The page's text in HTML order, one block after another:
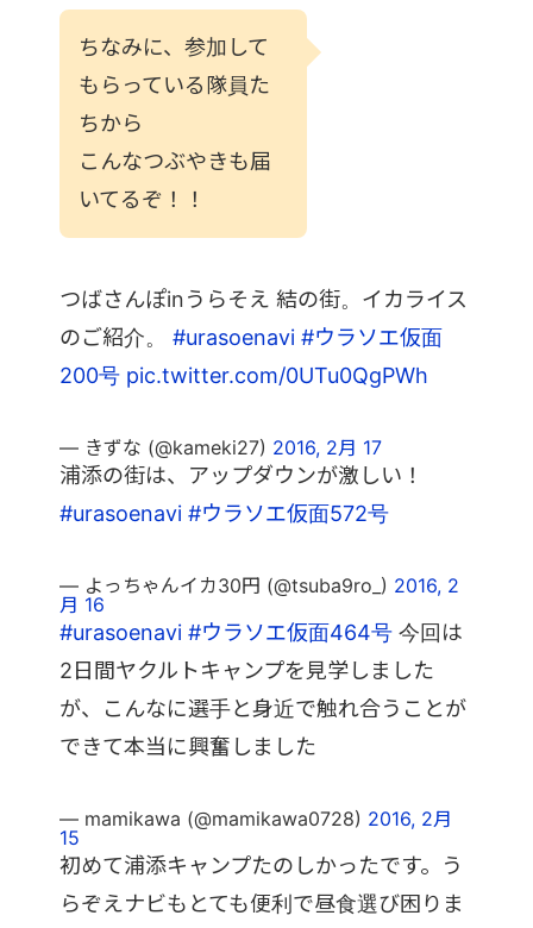
ちなみに、参加して
もらっている隊員た
ちから
こんなつぶやきも届
いてるぞ！！
つばさんぽinうらそえ 結の街。イカライス
のご紹介。 #urasoenavi #ウラソエ仮面
200号 pic.twitter.com/0UTu0QgPWh
— きずな (@kameki27) 2016, 2月 17
浦添の街は、アップダウンが激しい！
#urasoenavi #ウラソエ仮面572号
— よっちゃんイカ30円 (@tsuba9ro_) 2016, 2
月 16
#urasoenavi #ウラソエ仮面464号 今回は
2日間ヤクルトキャンプを見学しました
が、こんなに選手と身近で触れ合うことが
できて本当に興奮しました
— mamikawa (@mamikawa0728) 2016, 2月
15
初めて浦添キャンプたのしかったです。う
らぞえナビもとても便利で昼食選び困りま